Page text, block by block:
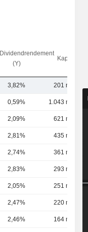
Dividendrendement
(Y)
Kap.($)
3,82% 201 mld.
0,59% 1.043 mld.
2,09% 621 mld.
2,81% 435 mld.
2,74% 361 mld.
2,83% 293 mld.
2,05% 251 mld.
2,47% 220 mld.
2,46% 164 mld.